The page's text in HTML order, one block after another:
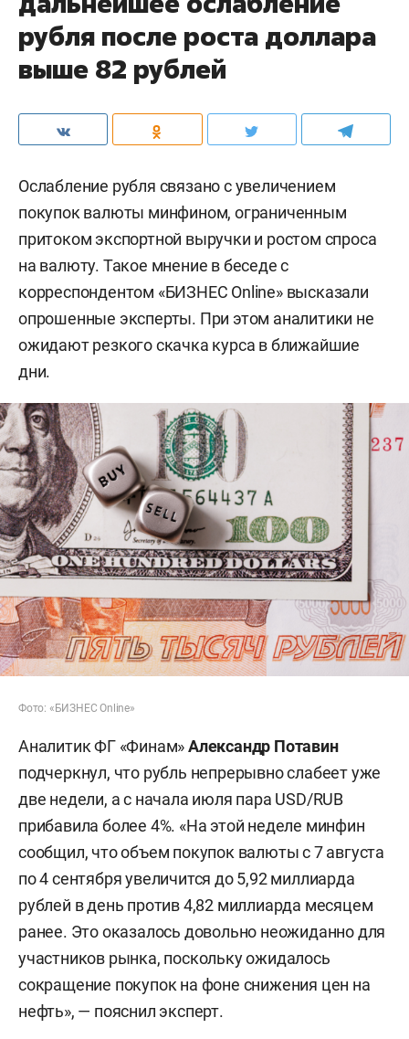
рубля после роста доллара
выше 82 рублей
Ослабление рубля связано с увеличением
покупок валюты минфином, ограниченным
притоком экспортной выручки и ростом спроса
на валюту. Такое мнение в беседе с
корреспондентом «БИЗНЕС Online» высказали
опрошенные эксперты. При этом аналитики не
ожидают резкого скачка курса в ближайшие
дни.
Фото: «БИЗНЕС Online»
Аналитик ФГ «Финам»Александр Потавин
подчеркнул, что рубль непрерывно слабеет уже
две недели, а с начала июля пара USD/RUB
прибавила более 4%. «На этой неделе минфин
сообщил, что объем покупок валюты с 7 августа
по 4 сентября увеличится до 5,92 миллиарда
рублей в день против 4,82 миллиарда месяцем
ранее. Это оказалось довольно неожиданно для
участников рынка, поскольку ожидалось
сокращение покупок на фоне снижения цен на
нефть», — пояснил эксперт.